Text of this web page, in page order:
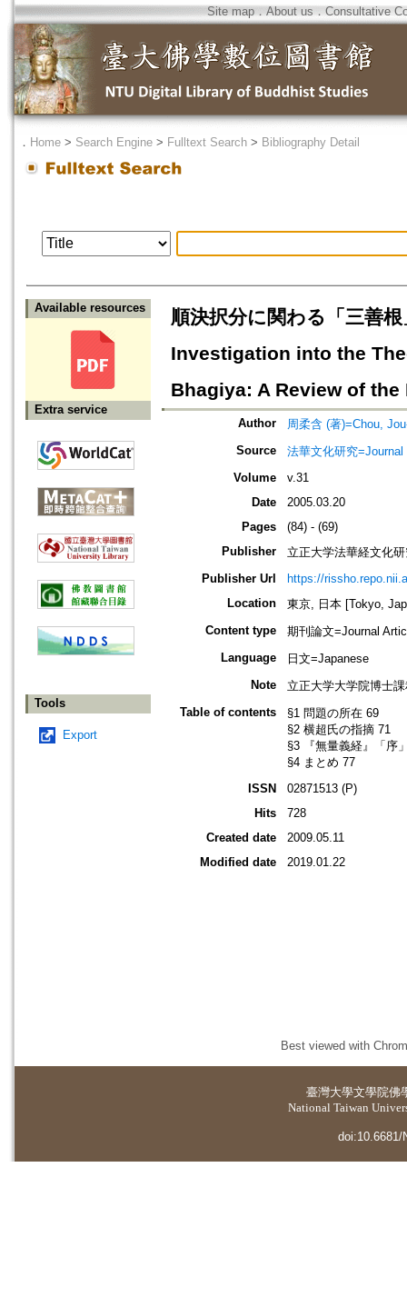
Site map．About us ． Consultative
． Home > Search Engine > Fulltext Search > Bibliography Detail
Available resources
Extra service
Tools
Export
順決択分に関わる「三善
Investigation into the
Bhagiya: A Review of
Author
周柔含 (著)=Chou,
Source
法華文化研究
Volume
v.31
Date
2005.03.20
Pages
(84) - (69)
Publisher
立正大学法華経文化
Publisher Url
https://
Location
東京, 日本 [Tokyo,
Content type
期刊論文=Journal
Language
日文=Japanese
Note
立正大学大学院博士
Table of contents
§1 問題の所在 69
§2 横超氏の指摘 71
§3 『無量義経』「序
§4 まとめ 77
ISSN
02871513 (P)
Hits
728
Created date
2009.05.11
Modified date
2019.01.22
Best viewed with
臺灣大學文學院佛
National Taiwan
doi:10.6681/